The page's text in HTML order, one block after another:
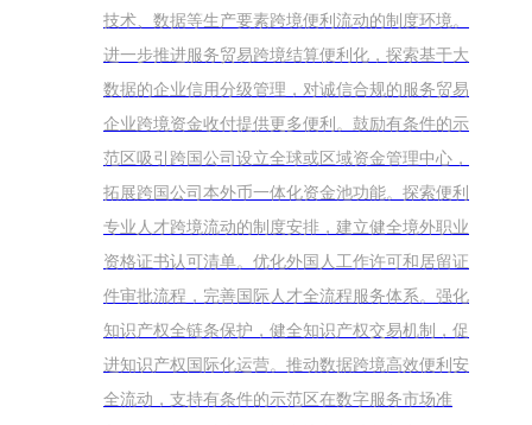
技术、数据等生产要素跨境便利流动的制度环境。
进一步推进服务贸易跨境结算便利化，探索基于大
数据的企业信用分级管理，对诚信合规的服务贸易
企业跨境资金收付提供更多便利。鼓励有条件的示
范区吸引跨国公司设立全球或区域资金管理中心，
拓展跨国公司本外币一体化资金池功能。探索便利
专业人才跨境流动的制度安排，建立健全境外职业
资格证书认可清单。优化外国人工作许可和居留证
件审批流程，完善国际人才全流程服务体系。强化
知识产权全链条保护，健全知识产权交易机制，促
进知识产权国际化运营。推动数据跨境高效便利安
全流动，支持有条件的示范区在数字服务市场准